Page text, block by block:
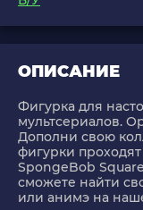
ОПИСАНИЕ
Фигурка для
мультсериалов.
Дополни свою
фигурки
SpongeBob
сможете найти
или анимэ на